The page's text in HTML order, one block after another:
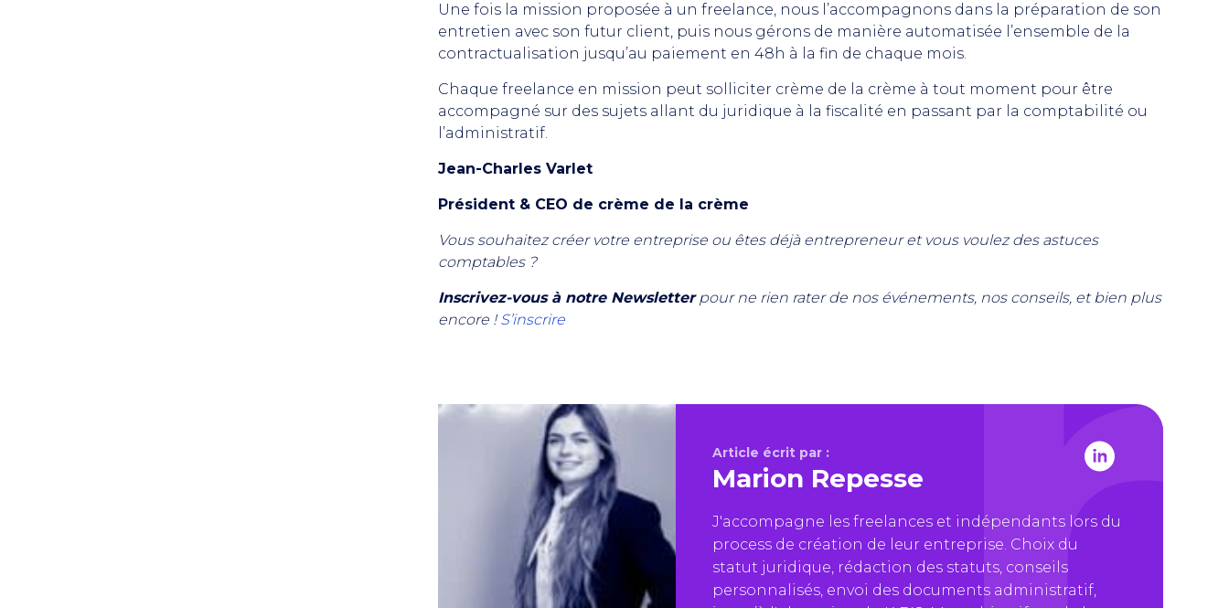
Une fois la mission proposée à un freelance, nous l’accompagnons dans la préparation de son
entretien avec son futur client, puis nous gérons de manière automatisée l’ensemble de la
contractualisation jusqu’au paiement en 48h à la fin de chaque mois.
Chaque freelance en mission peut solliciter crème de la crème à tout moment pour être
accompagné sur des sujets allant du juridique à la fiscalité en passant par la comptabilité ou
l’administratif.
Jean-Charles Varlet
Président & CEO de crème de la crème
Vous souhaitez créer votre entreprise ou êtes déjà entrepreneur et vous voulez des astuces
comptables ?
Inscrivez-vous à notre Newsletterpour ne rien rater de nos événements, nos conseils, et bien plus
encore !S’inscrire
Article écrit par :
Marion Repesse
J'accompagne les freelances et indépendants lors du
process de création de leur entreprise. Choix du
statut juridique, rédaction des statuts, conseils
personnalisés, envoi des documents administratif,